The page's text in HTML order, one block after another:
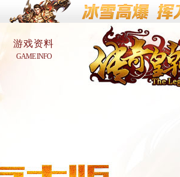
游戏资料
GAME INFO